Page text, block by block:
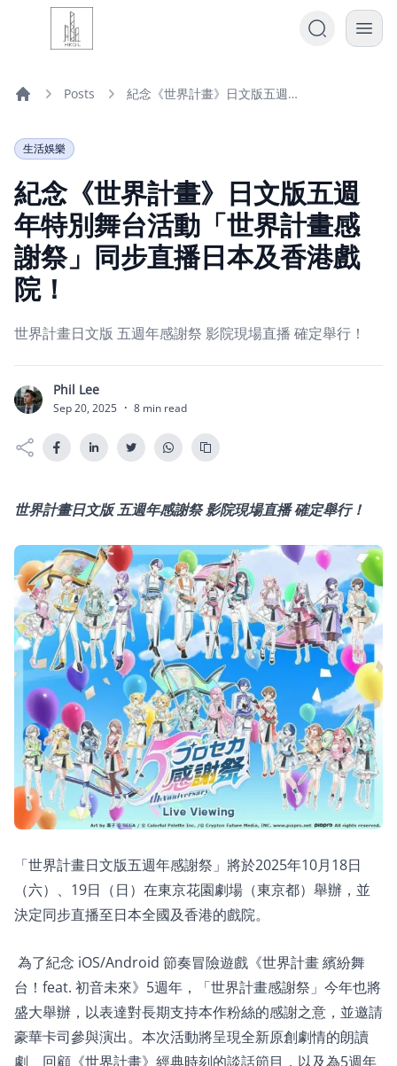
Posts 紀念《世界計畫》日文版五週年特別舞台活動「世界計畫感謝祭」同步直播日本及香港戲院！
生活娛樂
紀念《世界計畫》日文版五週
年特別舞台活動「世界計畫感
謝祭」同步直播日本及香港戲
院！
世界計畫日文版 五週年感謝祭 影院現場直播 確定舉行！
P Phil Lee
Sep 20, 2025 · 8 min read
世界計畫日文版 五週年感謝祭 影院現場直播 確定舉行！
「世界計畫日文版五週年感謝祭」將於2025年10月18日
（六）、19日（日）在東京花園劇場（東京都）舉辦，並
決定同步直播至日本全國及香港的戲院。
為了紀念 iOS/Android 節奏冒險遊戲《世界計畫 繽紛舞
台！feat. 初音未來》5週年，「世界計畫感謝祭」今年也將
盛大舉辦，以表達對長期支持本作粉絲的感謝之意，並邀請
豪華卡司參與演出。本次活動將呈現全新原創劇情的朗讀
劇、回顧《世界計畫》經典時刻的談話節目，以及為5週年